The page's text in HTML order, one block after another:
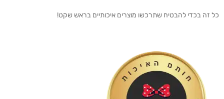
כל זה בכדי להבטיח שתרכשו מוצרים איכותיים בראש שקט!